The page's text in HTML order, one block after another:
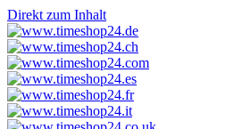
Direkt zum Inhalt